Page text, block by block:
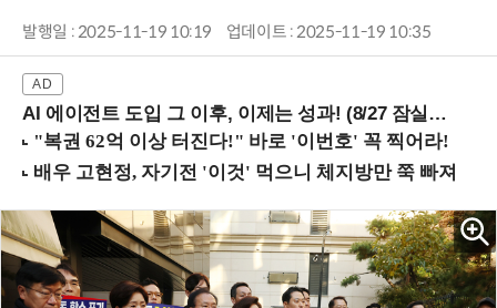
발행일 : 2025-11-19 10:19 업데이트 : 2025-11-19 10:35
AI 에이전트 도입 그 이후, 이제는 성과! (8/27 잠실역)